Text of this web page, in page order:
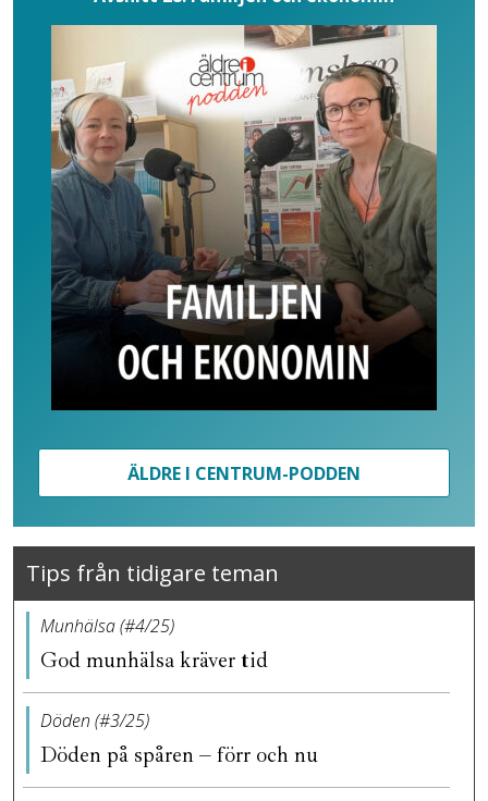
ÄLDRE I CENTRUM-PODDEN
Tips från tidigare teman
Munhälsa (#4/25)
God munhälsa kräver tid
Döden (#3/25)
Döden på spåren – förr och nu